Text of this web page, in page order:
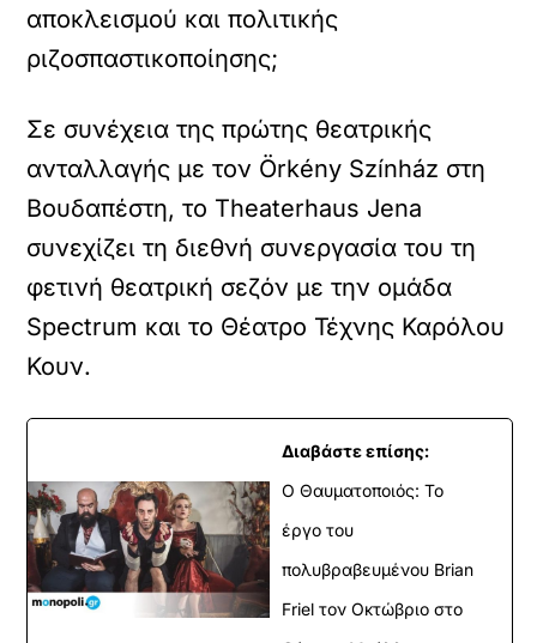
αποκλεισμού και πολιτικής
ριζοσπαστικοποίησης;
Σε συνέχεια της πρώτης θεατρικής
ανταλλαγής με τον Örkény Színház στη
Βουδαπέστη, το Theaterhaus Jena
συνεχίζει τη διεθνή συνεργασία του τη
φετινή θεατρική σεζόν με την ομάδα
Spectrum και το Θέατρο Τέχνης Καρόλου
Κουν.
Διαβάστε επίσης:
Ο Θαυματοποιός: Το
έργο του
πολυβραβευμένου Brian
Friel τον Οκτώβριο στο